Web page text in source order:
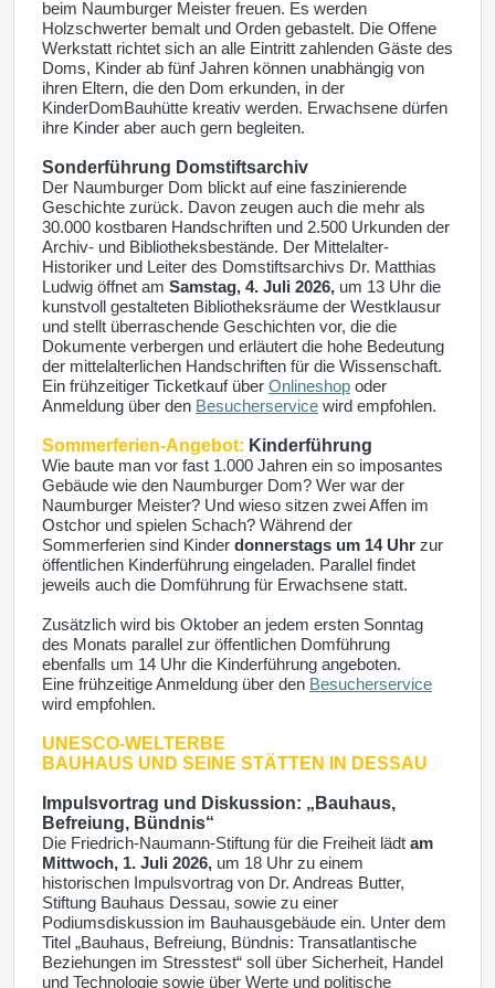
beim Naumburger Meister freuen. Es werden
Holzschwerter bemalt und Orden gebastelt. Die Offene
Werkstatt richtet sich an alle Eintritt zahlenden Gäste des
Doms, Kinder ab fünf Jahren können unabhängig von
ihren Eltern, die den Dom erkunden, in der
KinderDomBauhütte kreativ werden. Erwachsene dürfen
ihre Kinder aber auch gern begleiten.
Sonderführung Domstiftsarchiv
Der Naumburger Dom blickt auf eine faszinierende
Geschichte zurück. Davon zeugen auch die mehr als
30.000 kostbaren Handschriften und 2.500 Urkunden der
Archiv- und Bibliotheksbestände. Der Mittelalter-
Historiker und Leiter des Domstiftsarchivs Dr. Matthias
Ludwig öffnet am Samstag, 4. Juli 2026, um 13 Uhr die
kunstvoll gestalteten Bibliotheksräume der Westklausur
und stellt überraschende Geschichten vor, die die
Dokumente verbergen und erläutert die hohe Bedeutung
der mittelalterlichen Handschriften für die Wissenschaft.
Ein frühzeitiger Ticketkauf über Onlineshop oder
Anmeldung über den Besucherservice wird empfohlen.
Sommerferien-Angebot: Kinderführung
Wie baute man vor fast 1.000 Jahren ein so imposantes
Gebäude wie den Naumburger Dom? Wer war der
Naumburger Meister? Und wieso sitzen zwei Affen im
Ostchor und spielen Schach? Während der
Sommerferien sind Kinder donnerstags um 14 Uhr zur
öffentlichen Kinderführung eingeladen. Parallel findet
jeweils auch die Domführung für Erwachsene statt.
Zusätzlich wird bis Oktober an jedem ersten Sonntag
des Monats parallel zur öffentlichen Domführung
ebenfalls um 14 Uhr die Kinderführung angeboten.
Eine frühzeitige Anmeldung über den Besucherservice
wird empfohlen.
UNESCO-WELTERBE
BAUHAUS UND SEINE STÄTTEN IN DESSAU
Impulsvortrag und Diskussion: „Bauhaus,
Befreiung, Bündnis“
Die Friedrich-Naumann-Stiftung für die Freiheit lädt am
Mittwoch, 1. Juli 2026, um 18 Uhr zu einem
historischen Impulsvortrag von Dr. Andreas Butter,
Stiftung Bauhaus Dessau, sowie zu einer
Podiumsdiskussion im Bauhausgebäude ein. Unter dem
Titel „Bauhaus, Befreiung, Bündnis: Transatlantische
Beziehungen im Stresstest“ soll über Sicherheit, Handel
und Technologie sowie über Werte und politische